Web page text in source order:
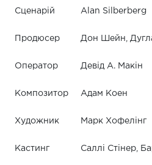
Сценарій Alan Silberberg
Продюсер Дон Шейн,
Оператор Девід А. Макін
Композитор Адам Коен
Художник Марк Хофелінг
Кастинг Саллі Стінер,